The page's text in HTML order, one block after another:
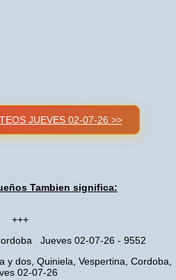
JUEVES 02-07-26 >>
Tambien significa:
+++
Jueves 02-07-26 - 9552
y dos, Quiniela, Vespertina, Cordoba,
02-07-26